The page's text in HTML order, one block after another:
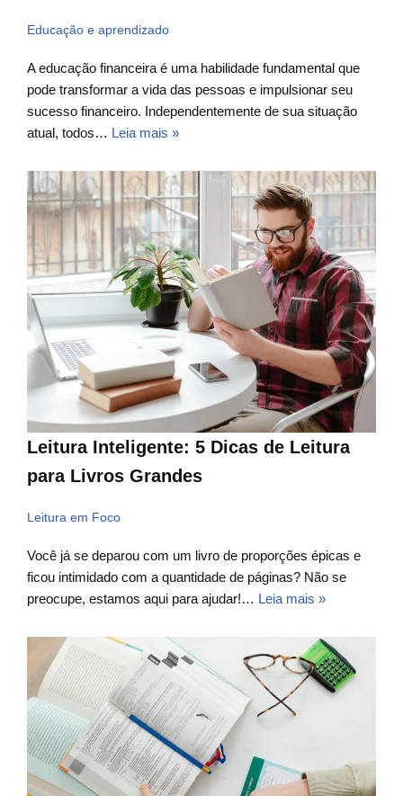
Educação e aprendizado
A educação financeira é uma habilidade fundamental que
pode transformar a vida das pessoas e impulsionar seu
sucesso financeiro. Independentemente de sua situação
atual, todos… Leia mais »
Leitura Inteligente: 5 Dicas de Leitura
para Livros Grandes
Leitura em Foco
Você já se deparou com um livro de proporções épicas e
ficou intimidado com a quantidade de páginas? Não se
preocupe, estamos aqui para ajudar!… Leia mais »